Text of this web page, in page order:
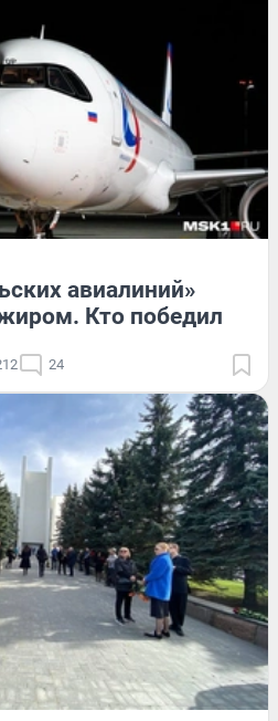
авиалиний»
Кто победил
24